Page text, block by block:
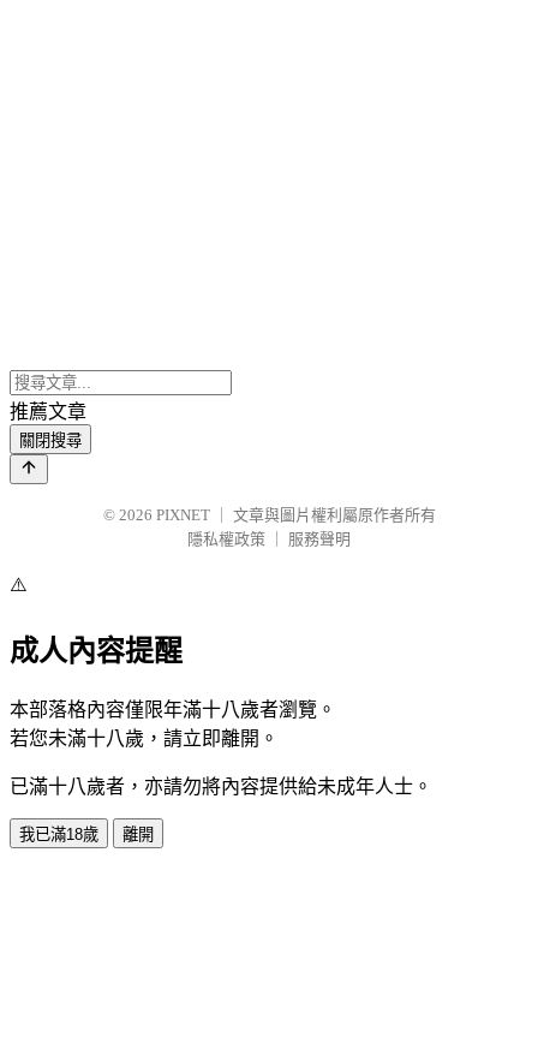
推薦文章
關閉搜尋
© 2026 PIXNET
文章與圖片權利屬原作者所有
隱私權政策
服務聲明
⚠️
成人內容提醒
本部落格內容僅限年滿十八歲者瀏覽。
若您未滿十八歲，請立即離開。
已滿十八歲者，亦請勿將內容提供給未成年人士。
我已滿18歲 離開